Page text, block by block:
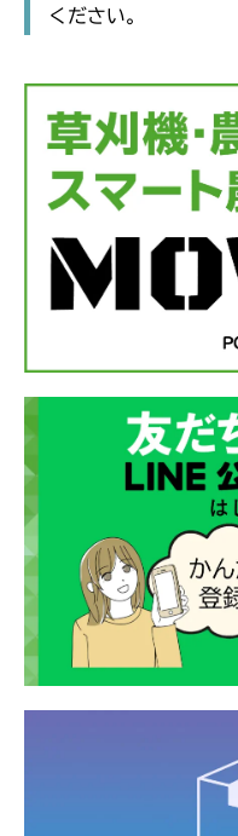
ください。